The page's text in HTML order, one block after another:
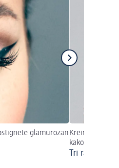
glamurozanKreirajte 3
kako!
Tri različita